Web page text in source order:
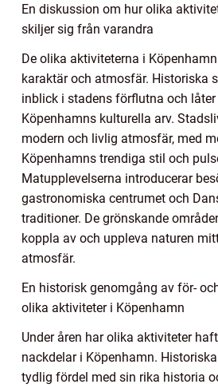
En diskussion om hur olika
skiljer sig från varandra
De olika aktiviteterna i
karaktär och atmosfär. Historiska
inblick i stadens förflutna och
Köpenhamns kulturella arv.
modern och livlig atmosfär, med
Köpenhamns trendiga stil och
Matupplevelserna introducerar
gastronomiska centrumet och
traditioner. De grönskande
koppla av och uppleva naturen
atmosfär.
En historisk genomgång av för-
olika aktiviteter i Köpenhamn
Under åren har olika aktiviteter
nackdelar i Köpenhamn.
tydlig fördel med sin rika historia